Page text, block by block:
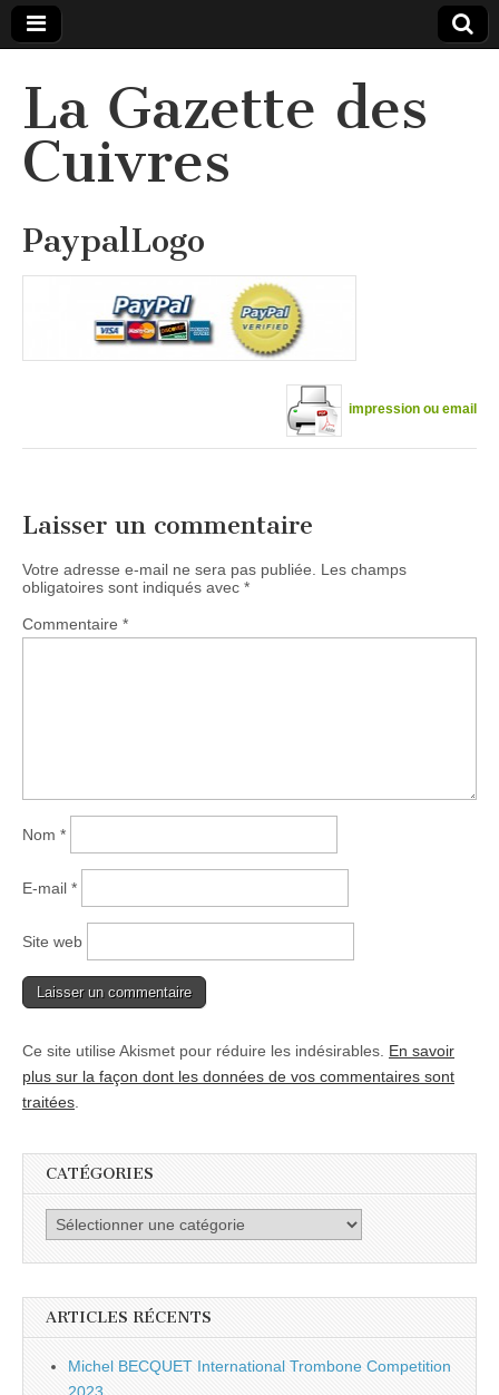
La Gazette des
Cuivres
PaypalLogo
impression ou email
Laisser un commentaire
Votre adresse e-mail ne sera pas publiée.
Les champs
obligatoires sont indiqués avec *
Commentaire *
Nom *
E-mail *
Site web
Ce site utilise Akismet pour réduire les indésirables. En savoir
plus sur la façon dont les données de vos commentaires sont
traitées
CATÉGORIES
Catégories
ARTICLES RÉCENTS
Michel BECQUET International Trombone Competition
2023